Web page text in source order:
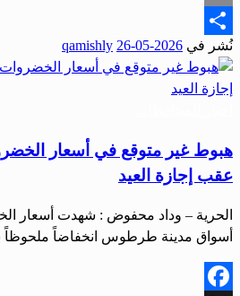
Email
Share
نُشر في 2026-05-26
qamishly
هبوط غير متوقع في أسعار
عقب إجازة العيد
الحرية – وداد محفوض : شهدت أسعار
أسواق مدينة طرطوس انخفاضاً ملحوظاً